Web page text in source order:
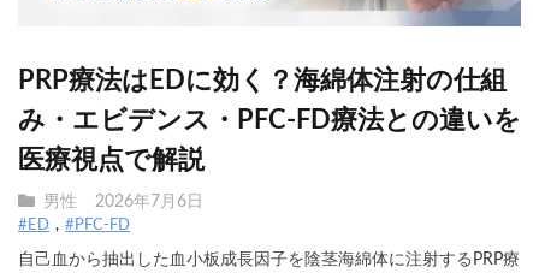
PRP療法はEDに効く？海綿体注射の仕組
み・エビデンス・PFC-FD療法との違いを
医療視点で解説
男性 2026年7月6日
#ED #PFC-FD
自己血から抽出した血小板成長因子を陰茎海綿体に注射するPRP療